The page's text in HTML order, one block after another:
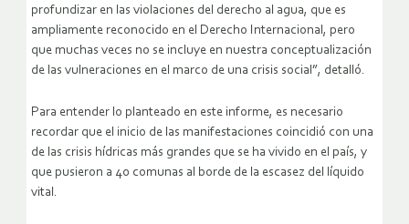
profundizar en las violaciones del derecho al agua, que es
ampliamente reconocido en el Derecho Internacional, pero
que muchas veces no se incluye en nuestra conceptualización
de las vulneraciones en el marco de una crisis social”, detalló.
Para entender lo planteado en este informe, es necesario
recordar que el inicio de las manifestaciones coincidió con una
de las crisis hídricas más grandes que se ha vivido en el país, y
que pusieron a 40 comunas al borde de la escasez del líquido
vital.